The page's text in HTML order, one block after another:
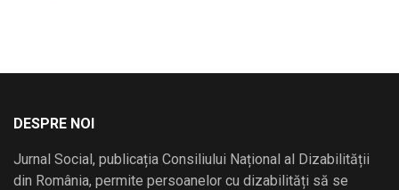
DESPRE NOI
Jurnal Social, publicația Consiliului Național al Dizabilității
din România, permite persoanelor cu dizabilități să se